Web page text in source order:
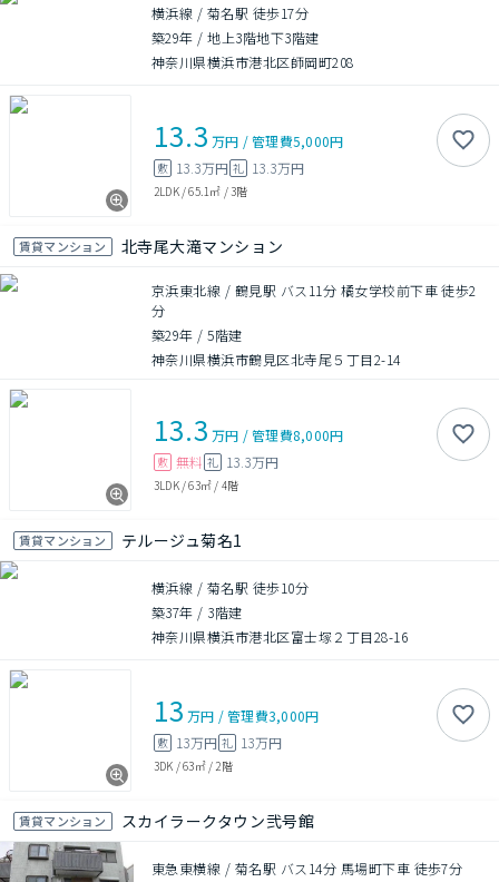
横浜線 / 菊名駅 徒歩17分
築29年 /地上3階地下3階建
神奈川県横浜市港北区師岡町208
13.3 万円 /管理費5,000円
敷 13.3万円 礼 13.3万円
2LDK/65.1㎡ /3階
賃貸マンション 北寺尾大滝マンション
京浜東北線 / 鶴見駅 バス11分 橘女学校前下車 徒歩2
分
築29年 /5階建
神奈川県横浜市鶴見区北寺尾５丁目2-14
13.3 万円 /管理費8,000円
敷 無料 礼 13.3万円
3LDK/63㎡ / 4階
賃貸マンション テルージュ菊名1
横浜線 / 菊名駅 徒歩10分
築37年 / 3階建
神奈川県横浜市港北区富士塚２丁目28-16
13 万円 /管理費3,000円
敷 13万円 礼 13万円
3DK /63㎡/ 2階
賃貸マンション スカイラークタウン弐号館
東急東横線 / 菊名駅 バス14分 馬場町下車 徒歩7分